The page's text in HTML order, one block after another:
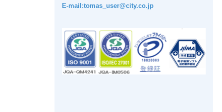
E-mail:tomas_user@city.co.jp